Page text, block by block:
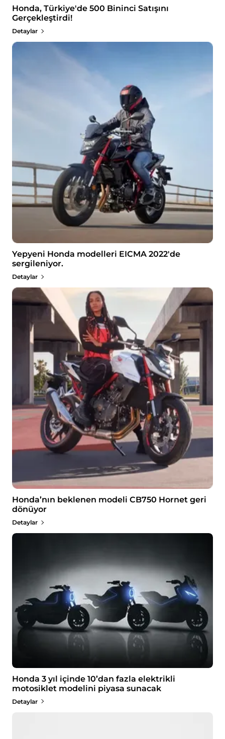
Honda, Türkiye'de 500 Bininci Satışını
Gerçekleştirdi!
Detaylar
Yepyeni Honda modelleri EICMA 2022'de
sergileniyor.
Detaylar
Honda’nın beklenen modeli CB750 Hornet geri
dönüyor
Detaylar
Honda 3 yıl içinde 10’dan fazla elektrikli
motosiklet modelini piyasa sunacak
Detaylar